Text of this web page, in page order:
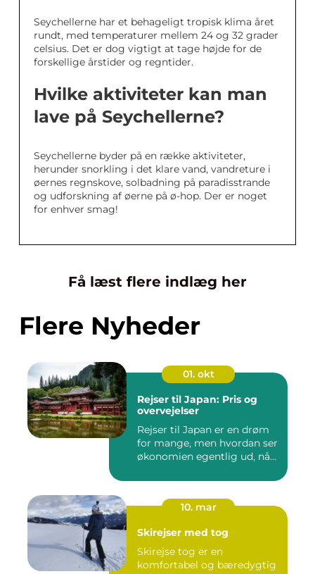
Seychellerne har et behageligt tropisk klima året
rundt, med temperaturer mellem 24 og 32 grader
celsius. Det er dog vigtigt at tage højde for de
forskellige årstider og regntider.
Hvilke aktiviteter kan man
lave på Seychellerne?
Seychellerne byder på en række aktiviteter,
herunder snorkling i det klare vand, vandreture i
øernes regnskove, solbadning på paradisstrande
og udforskning af øerne på ø-hop. Der er noget
for enhver smag!
Få læst flere indlæg her
Flere Nyheder
01. okt
Rejser til Japan: Pris og
overvejelser
Rejser til Japan er en drøm
for mange, men hvordan ser
økonomien egentlig ud, nå...
10. mar
Skirejser med tog
Skirejse tog er en
komfortabel og bæredygtig